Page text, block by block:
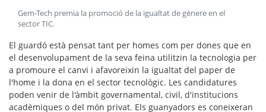
Gem-Tech premia la promoció de la igualtat de gènere en el
sector TIC.
El guardó està pensat tant per homes com per dones que en
el desenvolupament de la seva feina utilitzin la tecnologia per
a promoure el canvi i afavoreixin la igualtat del paper de
l'home i la dona en el sector tecnològic. Les candidatures
poden venir de l'àmbit governamental, civil, d'institucions
acadèmiques o del món privat. Els guanyadors es coneixeran